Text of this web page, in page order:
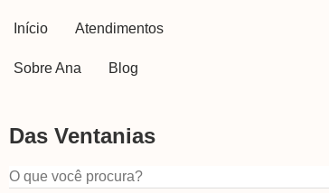
Início Atendimentos
Sobre Ana Blog
Das Ventanias